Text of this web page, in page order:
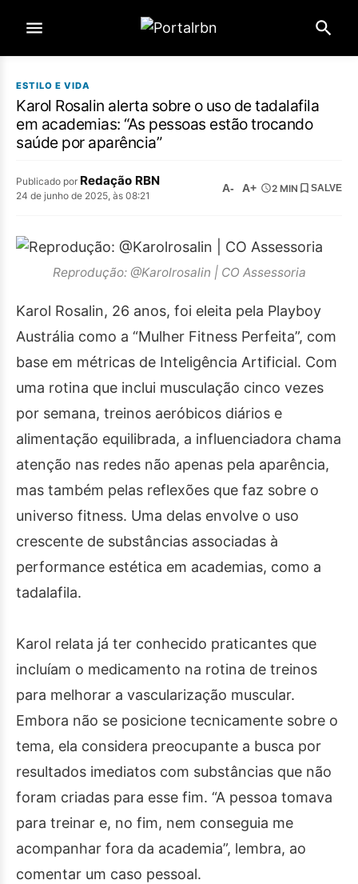
ESTILO E VIDA
Karol Rosalin alerta sobre o uso de tadalafila
em academias: “As pessoas estão trocando
saúde por aparência”
Publicado por Redação RBN
24 de junho de 2025, às 08:21
A- A+ 2 MIN SALVE
Reprodução: @Karolrosalin | CO Assessoria
Karol Rosalin, 26 anos, foi eleita pela Playboy
Austrália como a “Mulher Fitness Perfeita”, com
base em métricas de Inteligência Artificial. Com
uma rotina que inclui musculação cinco vezes
por semana, treinos aeróbicos diários e
alimentação equilibrada, a influenciadora chama
atenção nas redes não apenas pela aparência,
mas também pelas reflexões que faz sobre o
universo fitness. Uma delas envolve o uso
crescente de substâncias associadas à
performance estética em academias, como a
tadalafila.
Karol relata já ter conhecido praticantes que
incluíam o medicamento na rotina de treinos
para melhorar a vascularização muscular.
Embora não se posicione tecnicamente sobre o
tema, ela considera preocupante a busca por
resultados imediatos com substâncias que não
foram criadas para esse fim. “A pessoa tomava
para treinar e, no fim, nem conseguia me
acompanhar fora da academia”, lembra, ao
comentar um caso pessoal.